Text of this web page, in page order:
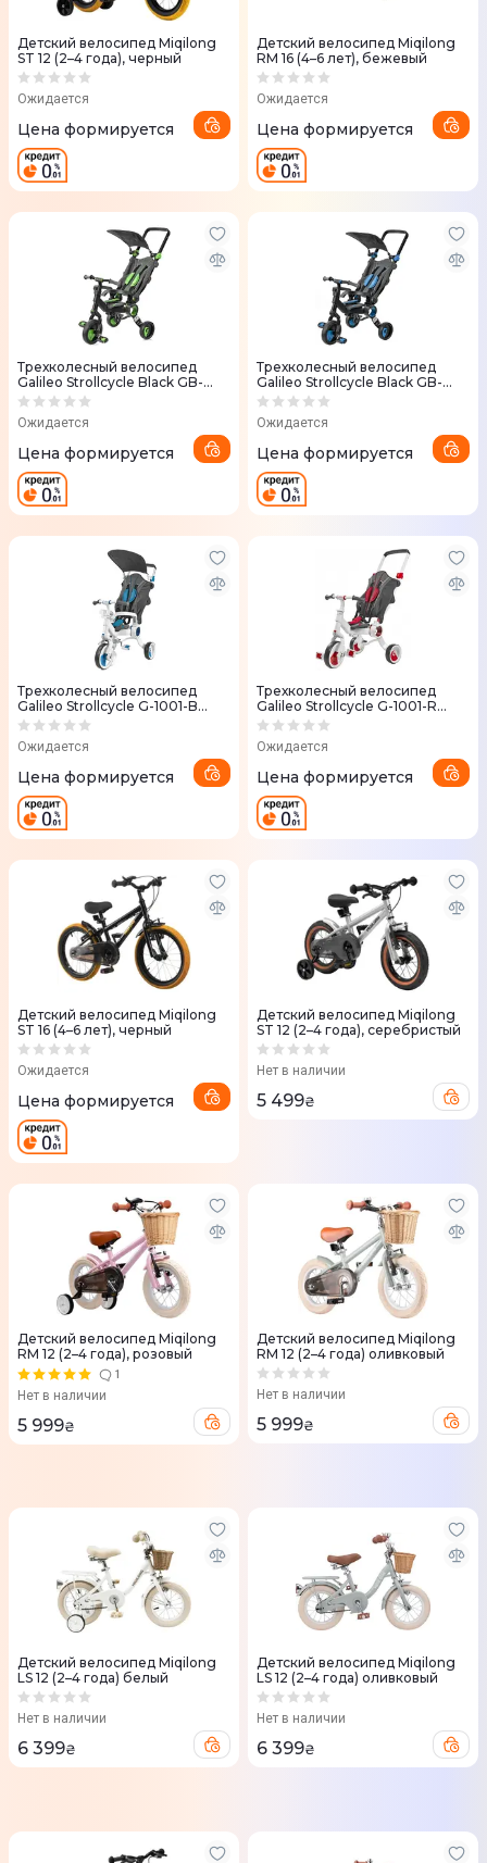
Детский велосипед Miqilong
ST 12 (2–4 года), черный
Ожидается
Цена формируется
Детский велосипед Miqilong
RM 16 (4–6 лет), бежевый
Ожидается
Цена формируется
Трехколесный велосипед
Galileo Strollcycle Black GB-
1002-G зеленый
Ожидается
Цена формируется
Трехколесный велосипед
Galileo Strollcycle Black GB-
1002-B синий
Ожидается
Цена формируется
Трехколесный велосипед
Galileo Strollcycle G-1001-B
синий
Ожидается
Цена формируется
Трехколесный велосипед
Galileo Strollcycle G-1001-R
красный
Ожидается
Цена формируется
Детский велосипед Miqilong
ST 16 (4–6 лет), черный
Ожидается
Цена формируется
Детский велосипед Miqilong
ST 12 (2–4 года), серебристый
Нет в наличии
5 499₴
Детский велосипед Miqilong
RM 12 (2–4 года), розовый
1
Нет в наличии
5 999₴
Детский велосипед Miqilong
RM 12 (2–4 года) оливковый
Нет в наличии
5 999₴
Детский велосипед Miqilong
LS 12 (2–4 года) белый
Нет в наличии
6 399₴
Детский велосипед Miqilong
LS 12 (2–4 года) оливковый
Нет в наличии
6 399₴